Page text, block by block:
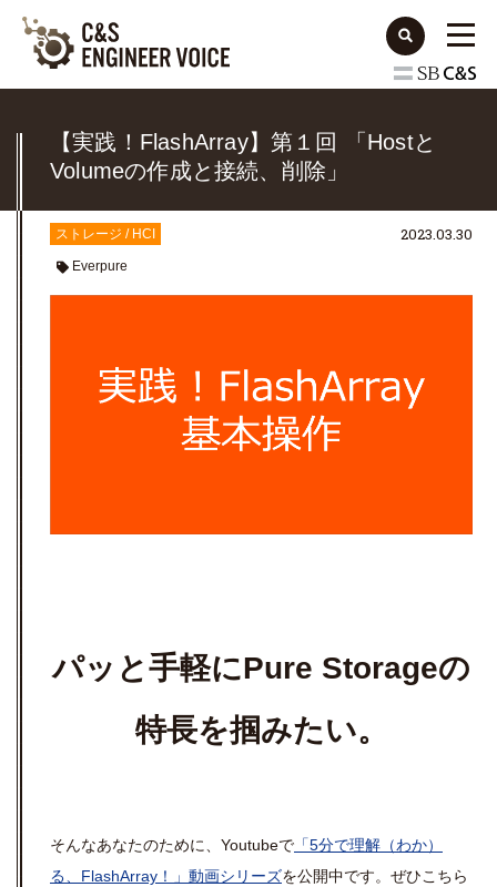
【実践！FlashArray】第１回 「Hostと
Volumeの作成と接続、削除」
ストレージ / HCI
Everpure
2023.03.30
パッと手軽にPure Storageの
特長を掴みたい。
そんなあなたのために、Youtubeで 「5分で理解（わか）
る、FlashArray！」動画シリーズを公開中です。ぜひこちら